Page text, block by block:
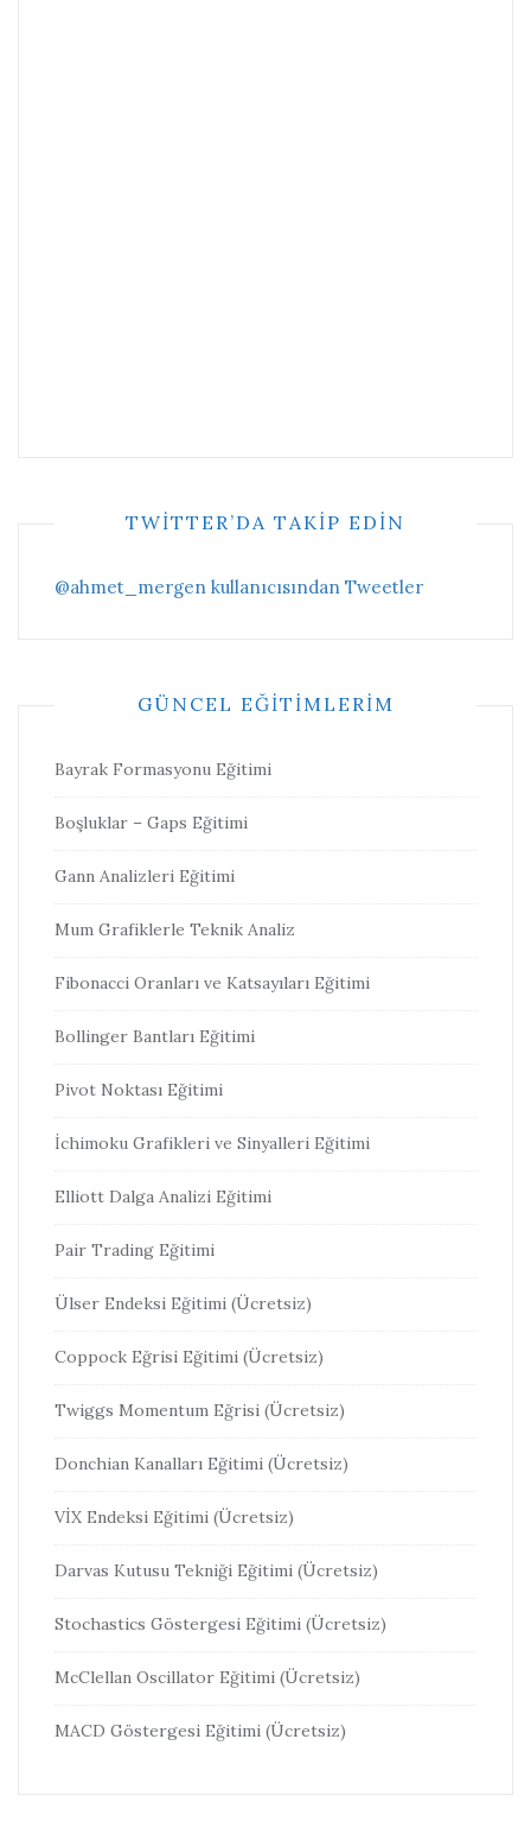
TWITTER’DA TAKIP EDIN
@ahmet_mergen kullanıcısından Tweetler
GÜNCEL EĞITIMLERIM
Bayrak Formasyonu Eğitimi
Boşluklar – Gaps Eğitimi
Gann Analizleri Eğitimi
Mum Grafiklerle Teknik Analiz
Fibonacci Oranları ve Katsayıları Eğitimi
Bollinger Bantları Eğitimi
Pivot Noktası Eğitimi
İchimoku Grafikleri ve Sinyalleri Eğitimi
Elliott Dalga Analizi Eğitimi
Pair Trading Eğitimi
Ülser Endeksi Eğitimi (Ücretsiz)
Coppock Eğrisi Eğitimi (Ücretsiz)
Twiggs Momentum Eğrisi (Ücretsiz)
Donchian Kanalları Eğitimi (Ücretsiz)
VİX Endeksi Eğitimi (Ücretsiz)
Darvas Kutusu Tekniği Eğitimi (Ücretsiz)
Stochastics Göstergesi Eğitimi (Ücretsiz)
McClellan Oscillator Eğitimi (Ücretsiz)
MACD Göstergesi Eğitimi (Ücretsiz)